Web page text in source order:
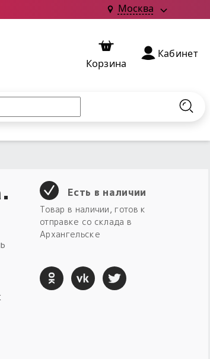
Москва
Корзина
Кабинет
Есть в наличии
Товар в наличии, готов к
отправке со склада в
Архангельске